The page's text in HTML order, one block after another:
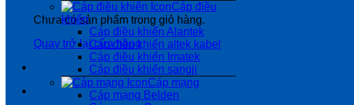
Chưa có sản phẩm trong giỏ hàng.
Quay trở lại cửa hàng
Cáp điều
khiển
Cáp điều khiển Alantek
Cáp điều khiển altek kabel
Cáp điều khiển Imatek
Cáp điều khiển sangji
Cáp mạng
Cáp mạng Belden